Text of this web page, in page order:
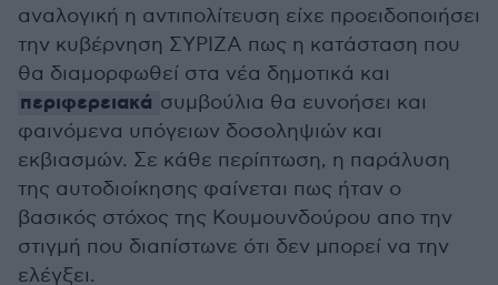
αναλογική η αντιπολίτευση είχε προειδοποιήσει
την κυβέρνηση ΣΥΡΙΖΑ πως η κατάσταση που
θα διαμορφωθεί στα νέα δημοτικά και
περιφερειακά συμβούλια θα ευνοήσει και
φαινόμενα υπόγειων δοσοληψιών και
εκβιασμών. Σε κάθε περίπτωση, η παράλυση
της αυτοδιοίκησης φαίνεται πως ήταν ο
βασικός στόχος της Κουμουνδούρου απο την
στιγμή που διαπίστωνε ότι δεν μπορεί να την
ελέγξει.